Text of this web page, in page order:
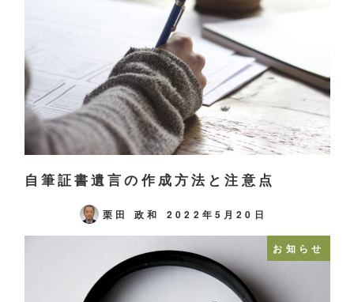
自筆証書遺言の作成方法と注意点
栗田 政和 2022年5月20日
お知らせ